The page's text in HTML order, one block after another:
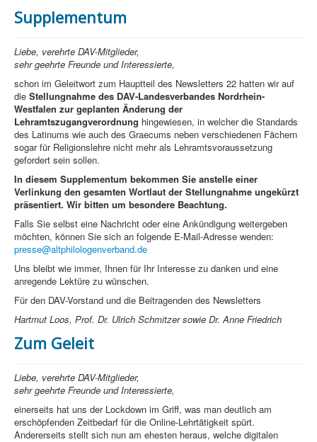
Supplementum
Liebe, verehrte DAV-Mitglieder,
sehr geehrte Freunde und Interessierte,
schon im Geleitwort zum Hauptteil des Newsletters 22 hatten wir auf
die Stellungnahme des DAV-Landesverbandes Nordrhein-
Westfalen zur geplanten Änderung der
Lehramtszugangverordnung hingewiesen, in welcher die Standards
des Latinums wie auch des Graecums neben verschiedenen Fächern
sogar für Religionslehre nicht mehr als Lehramtsvoraussetzung
gefordert sein sollen.
In diesem Supplementum bekommen Sie anstelle einer
Verlinkung den gesamten Wortlaut der Stellungnahme ungekürzt
präsentiert. Wir bitten um besondere Beachtung.
Falls Sie selbst eine Nachricht oder eine Ankündigung weitergeben
möchten, können Sie sich an folgende E-Mail-Adresse wenden:
presse@altphilologenverband.de
Uns bleibt wie immer, Ihnen für Ihr Interesse zu danken und eine
anregende Lektüre zu wünschen.
Für den DAV-Vorstand und die Beitragenden des Newsletters
Hartmut Loos, Prof. Dr. Ulrich Schmitzer sowie Dr. Anne Friedrich
Zum Geleit
Liebe, verehrte DAV-Mitglieder,
sehr geehrte Freunde und Interessierte,
einerseits hat uns der Lockdown im Griff, was man deutlich am
erschöpfenden Zeitbedarf für die Online-Lehrtätigkeit spürt.
Andererseits stellt sich nun am ehesten heraus, welche digitalen